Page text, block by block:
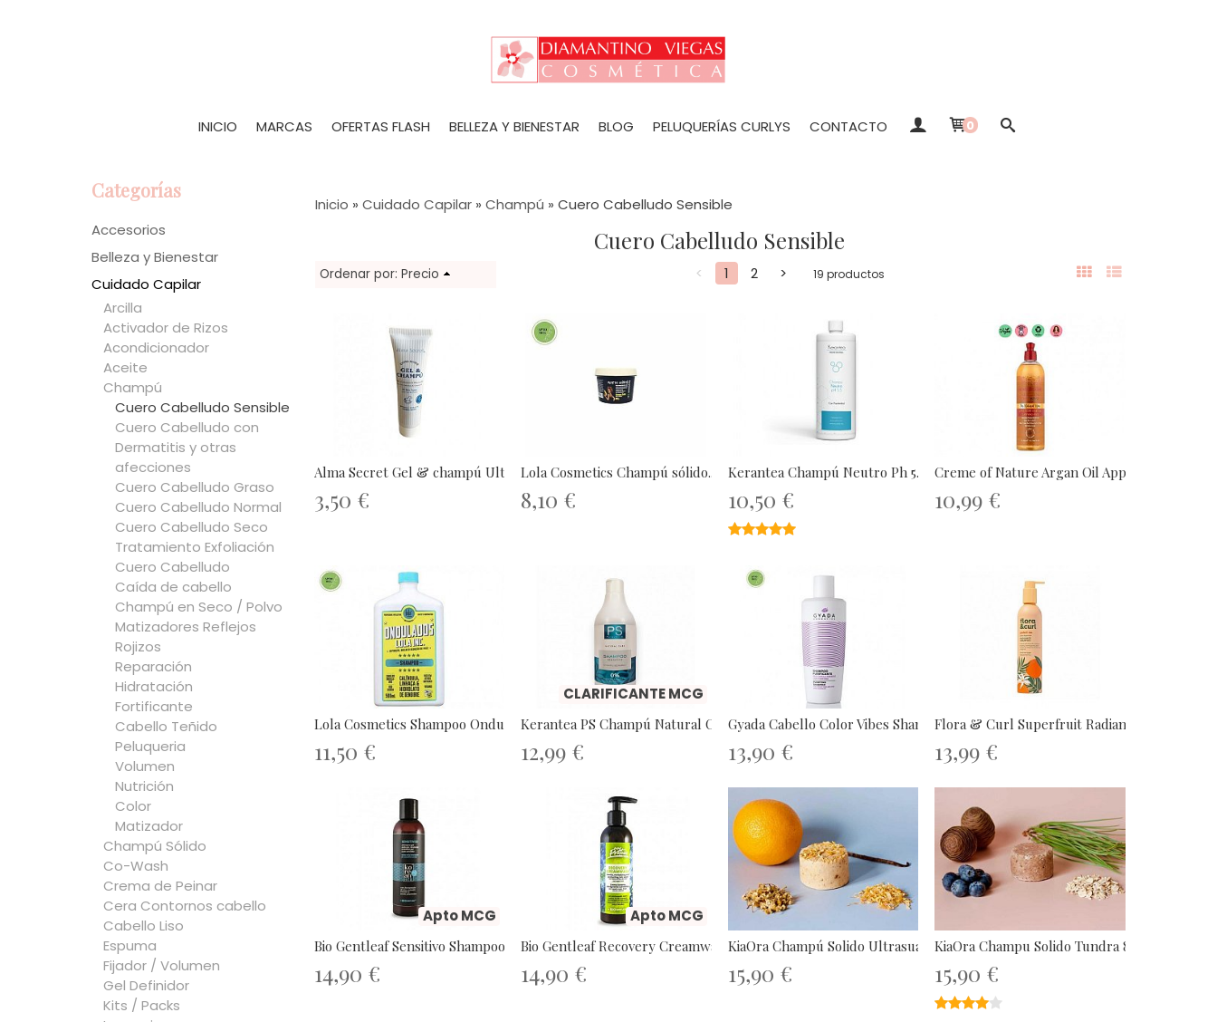
INICIO MARCAS OFERTAS FLASH BELLEZA Y BIENESTAR BLOG PELUQUERÍAS CURLYS CONTACTO 0
Categorías
Accesorios
Belleza y Bienestar
Cuidado Capilar
Arcilla
Activador de Rizos
Acondicionador
Aceite
Champú
Cuero Cabelludo Sensible
Cuero Cabelludo con
Dermatitis y otras
afecciones
Cuero Cabelludo Graso
Cuero Cabelludo Normal
Cuero Cabelludo Seco
Tratamiento Exfoliación
Cuero Cabelludo
Caída de cabello
Champú en Seco / Polvo
Matizadores Reflejos
Rojizos
Reparación
Hidratación
Fortificante
Cabello Teñido
Peluqueria
Volumen
Nutrición
Color
Matizador
Champú Sólido
Co-Wash
Crema de Peinar
Cera Contornos cabello
Cabello Liso
Espuma
Fijador / Volumen
Gel Definidor
Kits / Packs
Inicio » Cuidado Capilar» Champú » Cuero Cabelludo Sensible
Cuero Cabelludo Sensible
Ordenar por: Precio < 1 2 > 19 productos
Alma Secret Gel & champú Ultra Suave...
3,50 €
Lola Cosmetics Champú sólido...
8,10 €
Kerantea Champú Neutro Ph 5.5 1000ml
10,50 €
★★★★★
★★★★★
Creme of Nature Argan Oil Apple...
10,99 €
Lola Cosmetics Shampoo Ondulados...
11,50 €
CLARIFICANTE MCG
Kerantea PS Champú Natural Cabello...
12,99 €
Gyada Cabello Color Vibes Shampoo...
13,90 €
Flora & Curl Superfruit Radiance...
13,99 €
Apto MCG
Bio Gentleaf Sensitivo Shampoo Cute...
14,90 €
Apto MCG
Bio Gentleaf Recovery Creamwash Hair...
14,90 €
KiaOra Champú Solido Ultrasuave 85gr...
15,90 €
KiaOra Champu Solido Tundra 85gr...
15,90 €
★★★★★
★★★★★